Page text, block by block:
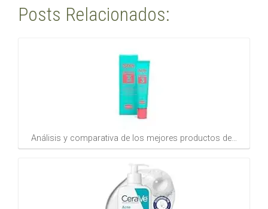
Posts Relacionados:
Análisis y comparativa de los mejores productos de…